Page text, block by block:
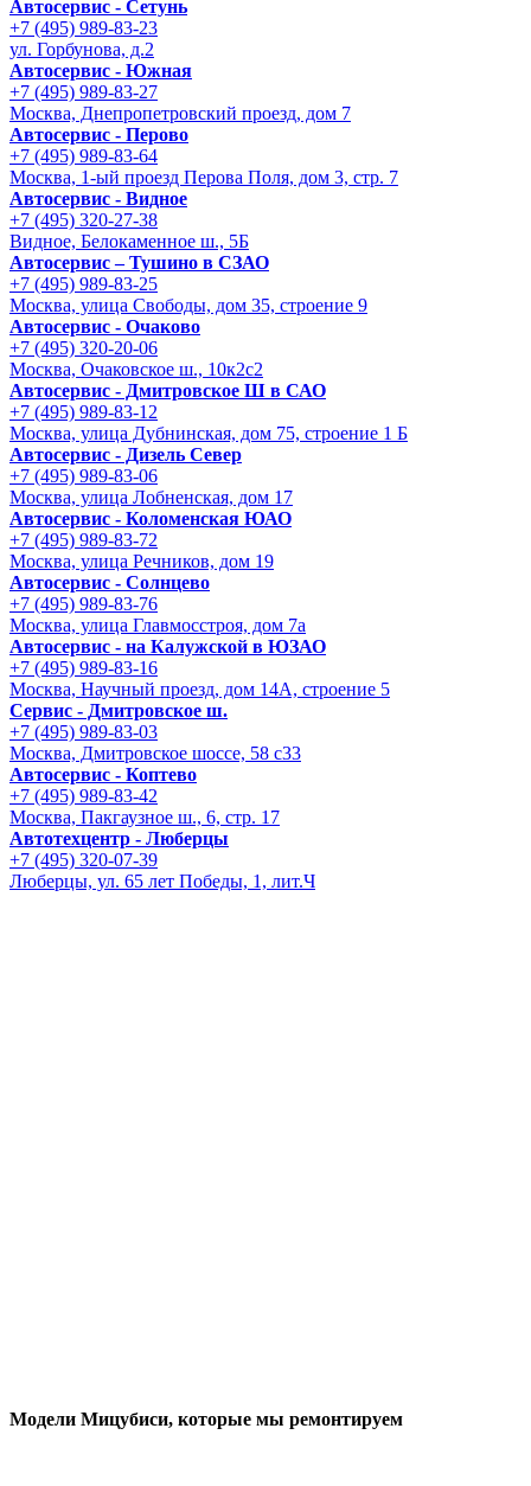
Автосервис - Сетунь
+7 (495) 989-83-23
ул. Горбунова, д.2
Автосервис - Южная
+7 (495) 989-83-27
Москва, Днепропетровский проезд, дом 7
Автосервис - Перово
+7 (495) 989-83-64
Москва, 1-ый проезд Перова Поля, дом 3, стр. 7
Автосервис - Видное
+7 (495) 320-27-38
Видное, Белокаменное ш., 5Б
Автосервис – Тушино в СЗАО
+7 (495) 989-83-25
Москва, улица Свободы, дом 35, строение 9
Автосервис - Очаково
+7 (495) 320-20-06
Москва, Очаковское ш., 10к2с2
Автосервис - Дмитровское Ш в САО
+7 (495) 989-83-12
Москва, улица Дубнинская, дом 75, строение 1 Б
Автосервис - Дизель Север
+7 (495) 989-83-06
Москва, улица Лобненская, дом 17
Автосервис - Коломенская ЮАО
+7 (495) 989-83-72
Москва, улица Речников, дом 19
Автосервис - Солнцево
+7 (495) 989-83-76
Москва, улица Главмосстроя, дом 7а
Автосервис - на Калужской в ЮЗАО
+7 (495) 989-83-16
Москва, Научный проезд, дом 14А, строение 5
Сервис - Дмитровское ш.
+7 (495) 989-83-03
Москва, Дмитровское шоссе, 58 с33
Автосервис - Коптево
+7 (495) 989-83-42
Москва, Пакгаузное ш., 6, стр. 17
Автотехцентр - Люберцы
+7 (495) 320-07-39
Люберцы, ул. 65 лет Победы, 1, лит.Ч
Модели Мицубиси, которые мы ремонтируем